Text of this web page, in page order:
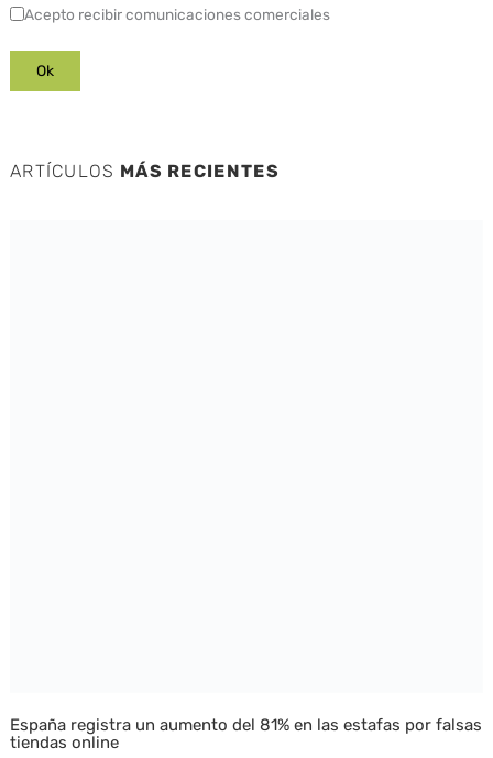
Acepto recibir comunicaciones comerciales
ARTÍCULOS MÁS RECIENTES
España registra un aumento del 81% en las estafas por falsas
tiendas online